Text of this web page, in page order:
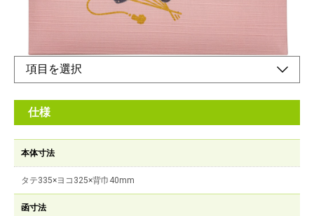
オンラインショップ
仕様
本体寸法
タテ335×ヨコ325×背巾40mm
函寸法